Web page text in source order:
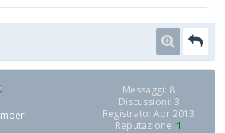
Messaggi: 8
Discussioni: 3
Registrato: Apr 2013
Reputazione: 1